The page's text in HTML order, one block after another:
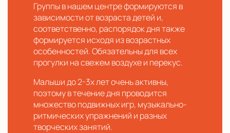
Группы в нашем центре формируются в
зависимости от возраста детей и,
соответственно, распорядок дня также
формируется исходя из возрастных
особенностей. Обязательны для всех
прогулки на свежем воздухе и перекус.
Малыши до 2-3х лет очень активны,
поэтому в течение дня проводится
множество подвижных игр, музыкально-
ритмических упражнений и разных
творческих занятий.